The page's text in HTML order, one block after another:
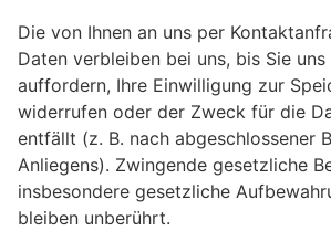
Die von Ihnen an uns per
Daten verbleiben bei uns, bis Sie
auffordern, Ihre Einwilligung zur
widerrufen oder der Zweck für die
entfällt (z. B. nach abgeschlossener
Anliegens). Zwingende gesetzliche
insbesondere gesetzliche
bleiben unberührt.